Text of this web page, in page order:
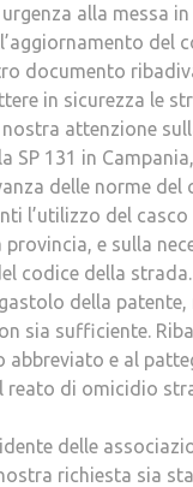
alla messa
del
documento
in sicurezza le
attenzione
SP 131 in
delle norme del
l’utilizzo del
provincia, e sulla
codice della
della patente,
sia sufficiente.
abbreviato e al
reato di omicidio
delle
richiesta sia